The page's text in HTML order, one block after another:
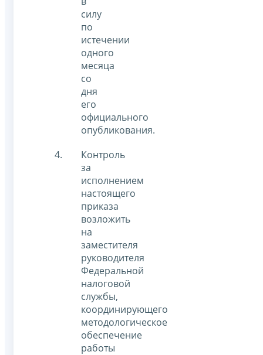
силу
по
истечении
одного
месяца
со
дня
его
официального
опубликования.
Контроль
за
исполнением
настоящего
приказа
возложить
на
заместителя
руководителя
Федеральной
налоговой
службы,
координирующего
методологическое
обеспечение
работы